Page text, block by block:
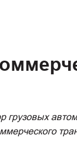
грузовых